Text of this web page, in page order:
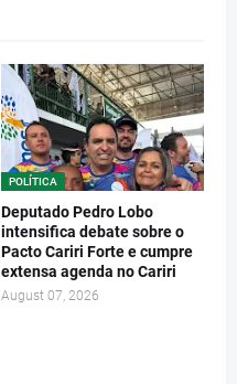
POLÍTICA
Deputado Pedro Lobo
intensifica debate sobre o
Pacto Cariri Forte e cumpre
extensa agenda no Cariri
August 07, 2026